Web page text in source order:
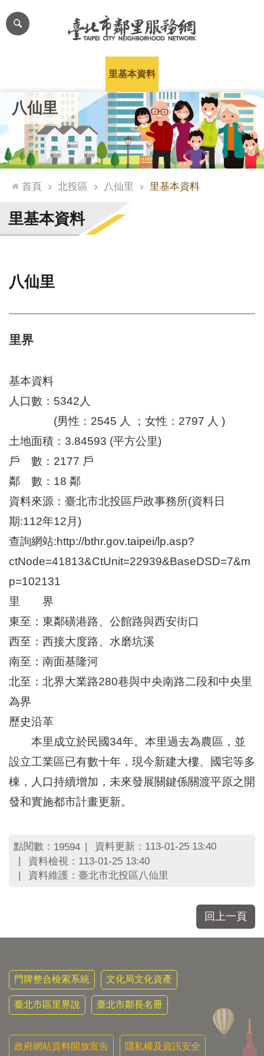
跳到主要內容區塊
網
站
台
通
臺
北
市
門
整
檢
索
統
文
化
化
資
北
市
區
里
說
臺
北
市
鄰
長
冊
八仙里
里基本資料
首頁 北投區 八仙里 里基本資料
里基本資料
八仙里
里界
基本資料
人口數：5342人
(男性：2545 人 ；女性：2797 人 )
土地面積：3.84593 (平方公里)
戶 數：2177 戶
鄰 數：18 鄰
資料來源：臺北市北投區戶政事務所(資料日
期:112年12月)
查詢網站:http://bthr.gov.taipei/lp.asp?
ctNode=41813&CtUnit=22939&BaseDSD=7&m
p=102131
里 界
東至：東鄰磺港路、公館路與西安街口
西至：西接大度路、水磨坑溪
南至：南面基隆河
北至：北界大業路280巷與中央南路二段和中央里
為界
歷史沿革
本里成立於民國34年。本里過去為農區，並
設立工業區已有數十年，現今新建大樓、國宅等多
棟，人口持續增加，未來發展關鍵係關渡平原之開
發和實施都市計畫更新。
點閱數： 19594
資料更新：113-01-25 13:40
資料檢視：113-01-25 13:40
資料維護：臺北市北投區八仙里
回上一頁
門牌整合檢索系統 文化局文化資產
臺北市區里界說 臺北市鄰長名冊
政府網站資料開放宣告 隱私權及資訊安全